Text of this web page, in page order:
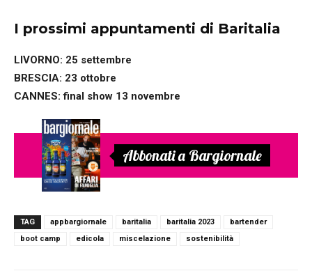
I prossimi appuntamenti di Baritalia
LIVORNO: 25 settembre
BRESCIA: 23 ottobre
CANNES: final show 13 novembre
Abbonati a Bargiornale
TAG appbargiornale baritalia baritalia 2023
bartender
boot camp
edicola miscelazione sostenibilità